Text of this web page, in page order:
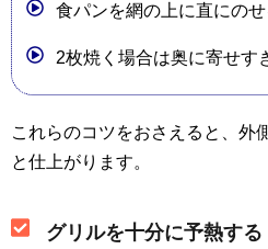
食パンを網の上に直にのせ
2枚焼く場合は奥に寄せす
これらのコツをおさえると、外
と仕上がります。
グリルを十分に予熱する